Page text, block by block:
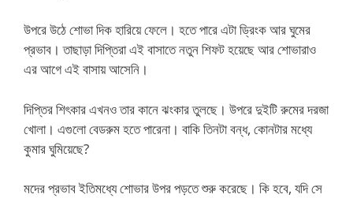
উপরে উঠে শোভা দিক হারিয়ে ফেলে। হতে পারে এটা ড্রিংক আর ঘুমের
প্রভাব। তাছাড়া দিপ্তিরা এই বাসাতে নতুন শিফট হয়েছে আর শোভারাও
এর আগে এই বাসায় আসেনি।
দিপ্তির শিৎকার এখনও তার কানে ঝংকার তুলছে। উপরে দুইটি রুমের দরজা
খোলা। এগুলো বেডরুম হতে পারেনা। বাকি তিনটা বন্ধ, কোনটার মধ্যে
কুমার ঘুমিয়েছে?
মদের প্রভাব ইতিমধ্যে শোভার উপর পড়তে শুরু করেছে। কি হবে, যদি সে